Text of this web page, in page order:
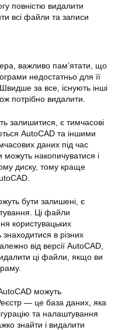
повністю видалити
всі файли та записи
важливо пам’ятати, що
недостатньо для її
за все, існують інші
потрібно видалити.
залишитися, є тимчасові
AutoCAD та іншими
даних під час
накопичуватися і
диску, тому краще
бути залишені, є
Ці файли
користувацьких
в різних
від версії AutoCAD,
ці файли, якщо ви
можуть
— це база даних, яка
та налаштування
знайти і видалити